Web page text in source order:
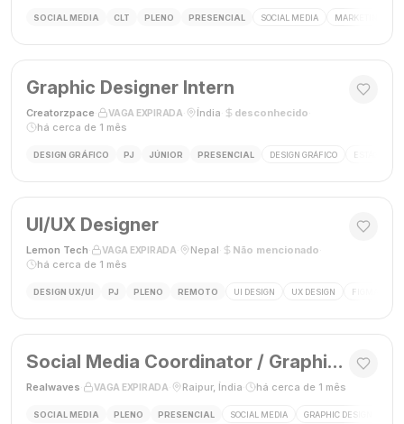
SOCIAL MEDIA CLT PLENO PRESENCIAL SOCIAL MEDIA MARKETING
Graphic Designer Intern
Creatorzpace VAGA EXPIRADA Índia desconhecido
há cerca de 1 mês
DESIGN GRÁFICO PJ JÚNIOR PRESENCIAL DESIGN GRÁFICO ESTÁGIO
UI/UX Designer
Lemon Tech VAGA EXPIRADA Nepal Não mencionado
há cerca de 1 mês
DESIGN UX/UI PJ PLENO REMOTO UI DESIGN UX DESIGN FIGMA
Social Media Coordinator / Graphic Designer
Realwaves VAGA EXPIRADA Raipur, Índia há cerca de 1 mês
SOCIAL MEDIA PLENO PRESENCIAL SOCIAL MEDIA GRAPHIC DESIGN